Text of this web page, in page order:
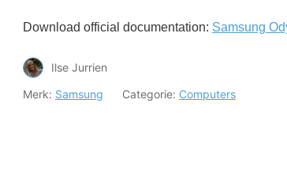
Download official documentation: Samsung
Ilse Jurrien
Merk: Samsung Categorie: Computers